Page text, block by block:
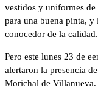
vestidos y uniformes
para una buena pinta, y
conocedor de la calidad.
Pero este lunes 23 de
alertaron la presencia
Morichal de Villanueva.